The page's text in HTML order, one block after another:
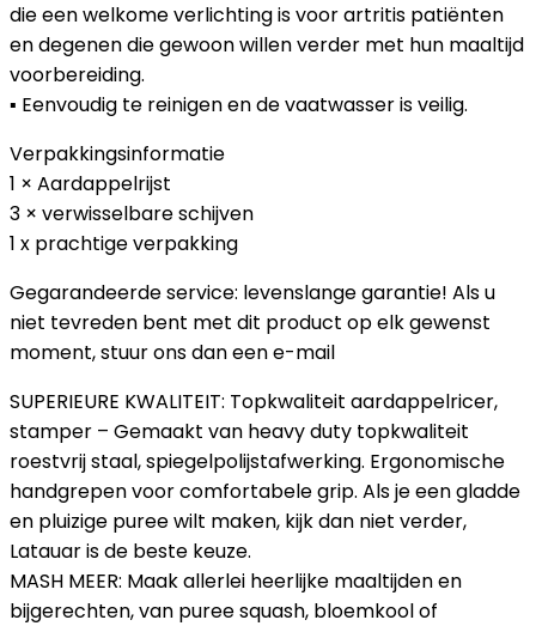
die een welkome verlichting is voor artritis patiënten
en degenen die gewoon willen verder met hun maaltijd
voorbereiding.
▪ Eenvoudig te reinigen en de vaatwasser is veilig.
Verpakkingsinformatie
1 × Aardappelrijst
3 × verwisselbare schijven
1 x prachtige verpakking
Gegarandeerde service: levenslange garantie! Als u
niet tevreden bent met dit product op elk gewenst
moment, stuur ons dan een e-mail
SUPERIEURE KWALITEIT: Topkwaliteit aardappelricer,
stamper – Gemaakt van heavy duty topkwaliteit
roestvrij staal, spiegelpolijstafwerking. Ergonomische
handgrepen voor comfortabele grip. Als je een gladde
en pluizige puree wilt maken, kijk dan niet verder,
Latauar is de beste keuze.
MASH MEER: Maak allerlei heerlijke maaltijden en
bijgerechten, van puree squash, bloemkool of